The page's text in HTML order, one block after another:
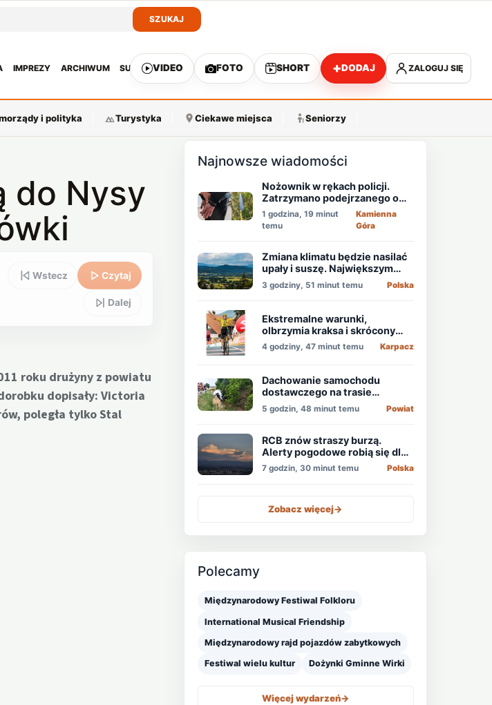
SZUKAJ
IMPREZY ARCHIWUM SUBSKRYPCJA
VIDEO FOTO SHORT +DODAJ ZALOGUJ SIĘ
i polityka Turystyka Ciekawe miejsca Seniorzy
do Nysy
Wstecz Czytaj
Dalej
roku drużyny z powiatu
dopisały: Victoria
poległa tylko Stal
Najnowsze wiadomości
Nożownik w rękach policji.
Zatrzymano podejrzanego o
usiłowanie zabójstwa!
1 godzina, 19 minut
temu
Kamienna
Góra
Zmiana klimatu będzie nasilać
upały i suszę. Największym
zagrożeniem jest niedobór
wody
3 godziny, 51 minut temu Polska
Ekstremalne warunki,
olbrzymia kraksa i skrócony
etap, który padł łupem
Holendra!
4 godziny, 47 minut temu Karpacz
Dachowanie samochodu
dostawczego na trasie
Świdnica - Wrocław
5 godzin, 48 minut temu Powiat
RCB znów straszy burzą.
Alerty pogodowe robią się dla
niektórych nudne
7 godzin, 30 minut temu Polska
Zobacz więcej->
Polecamy
Międzynarodowy Festiwal Folkloru
International Musical Friendship
Międzynarodowy rajd pojazdów zabytkowych
Festiwal wielu kultur Dożynki Gminne Wirki
Więcej wydarzeń->